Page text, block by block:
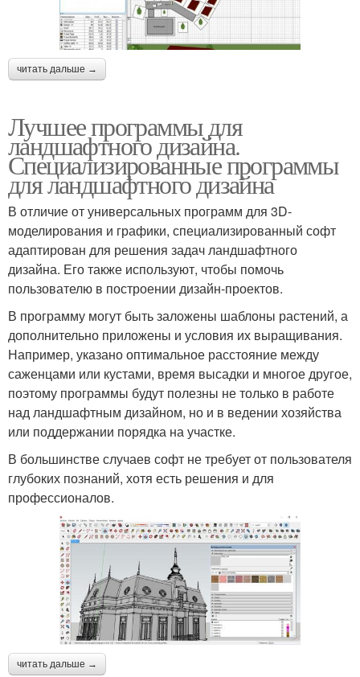
читать дальше →
Лучшее программы для
ландшафтного дизайна.
Специализированные программы
для ландшафтного дизайна
В отличие от универсальных программ для 3D-
моделирования и графики, специализированный софт
адаптирован для решения задач ландшафтного
дизайна. Его также используют, чтобы помочь
пользователю в построении дизайн-проектов.
В программу могут быть заложены шаблоны растений, а
дополнительно приложены и условия их выращивания.
Например, указано оптимальное расстояние между
саженцами или кустами, время высадки и многое другое,
поэтому программы будут полезны не только в работе
над ландшафтным дизайном, но и в ведении хозяйства
или поддержании порядка на участке.
В большинстве случаев софт не требует от пользователя
глубоких познаний, хотя есть решения и для
профессионалов.
читать дальше →